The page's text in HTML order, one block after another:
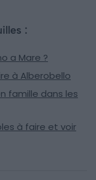
:
a Mare ?
à Alberobello
famille dans les
à faire et voir